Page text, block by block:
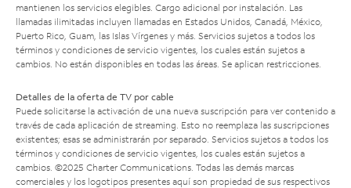
mantienen los servicios elegibles. Cargo adicional por instalación. Las
llamadas ilimitadas incluyen llamadas en Estados Unidos, Canadá, México,
Puerto Rico, Guam, las Islas Vírgenes y más. Servicios sujetos a todos los
términos y condiciones de servicio vigentes, los cuales están sujetos a
cambios. No están disponibles en todas las áreas. Se aplican restricciones.
Detalles de la oferta de TV por cable
Puede solicitarse la activación de una nueva suscripción para ver contenido a
través de cada aplicación de streaming. Esto no reemplaza las suscripciones
existentes; esas se administrarán por separado. Servicios sujetos a todos los
términos y condiciones de servicio vigentes, los cuales están sujetos a
cambios. ©2025 Charter Communications. Todas las demás marcas
comerciales y los logotipos presentes aquí son propiedad de sus respectivos